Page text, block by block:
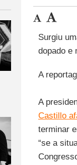
Surgiu
dopado e
A
A
Castillo
terminar
“se a